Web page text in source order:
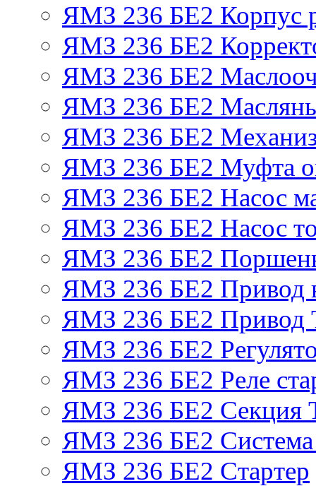
ЯМЗ 236 БЕ2 Корпус
ЯМЗ 236 БЕ2
ЯМЗ 236 БЕ2
ЯМЗ 236 БЕ2
ЯМЗ 236 БЕ2
ЯМЗ 236 БЕ2 Муфта
ЯМЗ 236 БЕ2 Насос
ЯМЗ 236 БЕ2 Насос
ЯМЗ 236 БЕ2
ЯМЗ 236 БЕ2 Привод
ЯМЗ 236 БЕ2
ЯМЗ 236 БЕ2
ЯМЗ 236 БЕ2 Реле
ЯМЗ 236 БЕ2
ЯМЗ 236 БЕ2
ЯМЗ 236 БЕ2 Стартер